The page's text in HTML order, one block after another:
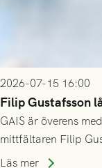
2026-07-15 16:00
Filip Gustafsson
GAIS är överens
mittfältaren Filip
säsongen 2026.
Läs mer